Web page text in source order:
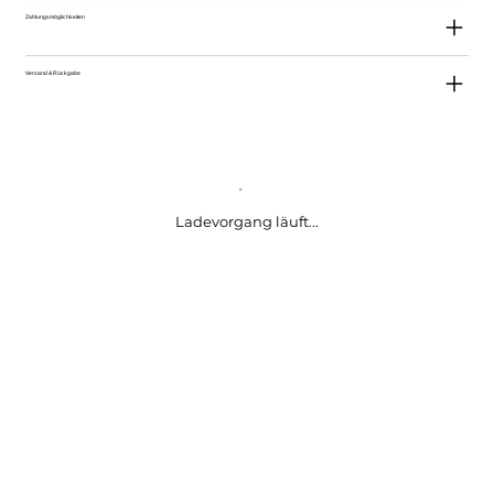
Zahlungsmöglichkeiten
Versand & Rückgabe
Ladevorgang läuft...